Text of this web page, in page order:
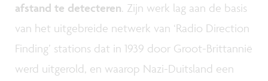
afstand te detecteren. Zijn werk lag aan de basis
van het uitgebreide netwerk van ‘Radio Direction
Finding’ stations dat in 1939 door Groot-Brittannië
werd uitgerold, en waarop Nazi-Duitsland een